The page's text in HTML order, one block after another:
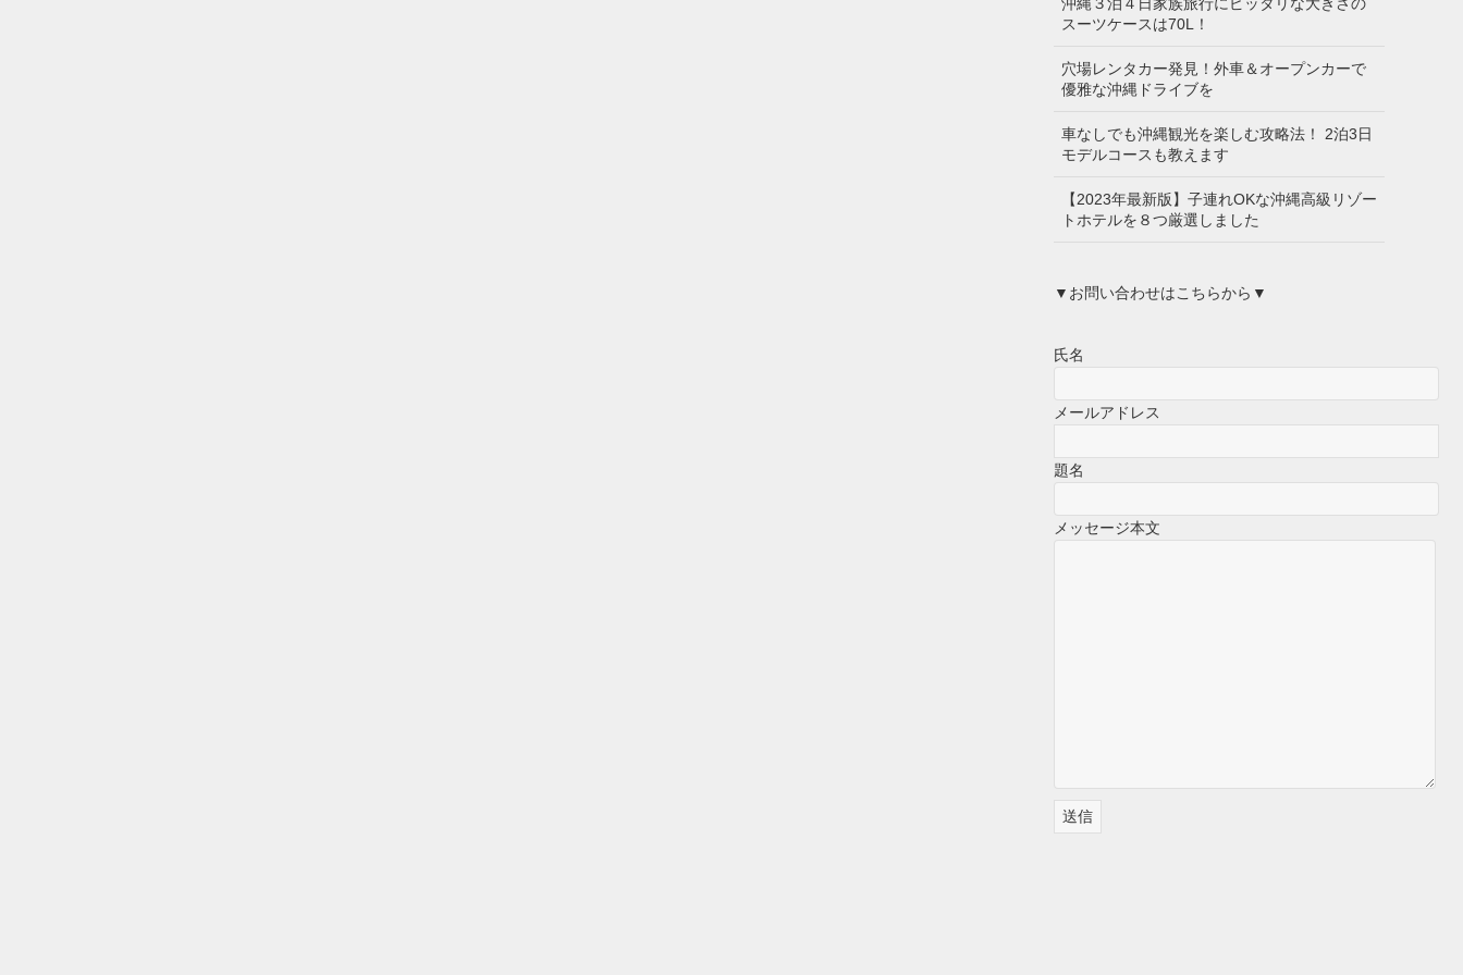
スーツケースは70L！
穴場レンタカー発見！外車＆オープンカーで
優雅な沖縄ドライブを
車なしでも沖縄観光を楽しむ攻略法！ 2泊3日
モデルコースも教えます
【2023年最新版】子連れOKな沖縄高級リゾー
トホテルを８つ厳選しました
▼お問い合わせはこちらから▼
氏名
メールアドレス
題名
メッセージ本文